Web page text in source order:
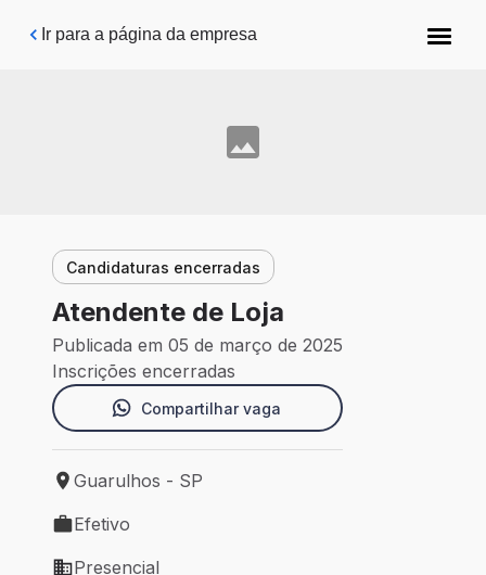
Pular para o conteúdo principal
Ir para a página da empresa
Candidaturas encerradas
Atendente de Loja
Publicada em 05 de março de 2025
Inscrições encerradas
Compartilhar vaga
Local de trabalho: Guarulhos - SP
Guarulhos - SP
Tipo de vaga: Efetivo
Efetivo
Presencial